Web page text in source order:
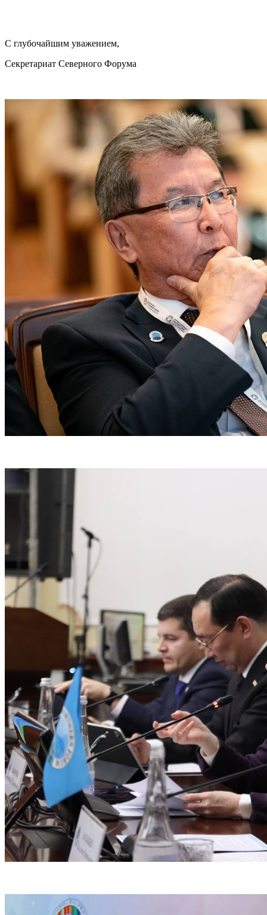
С глубочайшим уважением,
Секретариат Северного Форума